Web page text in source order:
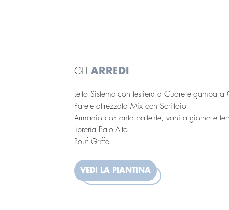
GLI ARREDI
Letto Sistema con testiera a Cuore e gamba a
Parete attrezzata Mix con Scrittoio
Armadio con anta battente, vani a giorno e
libreria Palo Alto
Pouf Griffe
VEDI LA PIANTINA